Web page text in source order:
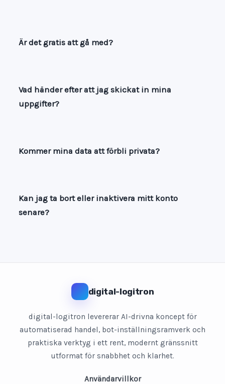
Är det gratis att gå med?
Vad händer efter att jag skickat in mina
uppgifter?
Kommer mina data att förbli privata?
Kan jag ta bort eller inaktivera mitt konto
senare?
digital-logitron
digital-logitron levererar AI-drivna koncept för
automatiserad handel, bot-inställningsramverk och
praktiska verktyg i ett rent, modernt gränssnitt
utformat för snabbhet och klarhet.
Användarvillkor